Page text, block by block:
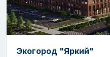
Экогород "Яркий"